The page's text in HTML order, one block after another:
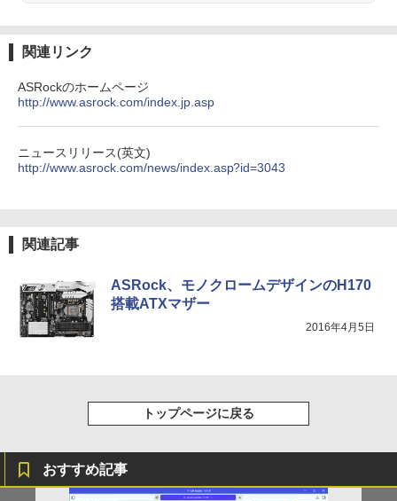
ラック
【2026年アップグレード版】AOKIMI ワイヤ
るーとゅーす コードレス ENCノイズキャン
セリング 自動ペアリング Type-C充電 マイク
Xiaomi シャオミ REDMI Buds 8 Lite ワイヤ
レスイヤホン Bluetooth 5.4 ノイズキャンセ
リング ANC 36時間再生
On My Road (Stadium ver.)
art Basic)
￥2,009
クスDIGITAL)
HUNTER×HUNTER モノクロ版 39 (ジャンプ
￥572
関連リンク
ASRockのホームページ
http://www.asrock.com/index.jp.asp
ニュースリリース(英文)
http://www.asrock.com/news/index.asp?id=3043
関連記事
ASRock、モノクロームデザインのH170
搭載ATXマザー
2016年4月5日
トップページに戻る
おすすめ記事